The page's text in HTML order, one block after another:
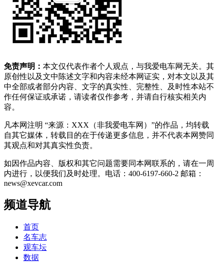
免责声明： 本文仅代表作者个人观点，与我爱电车网无关。其
原创性以及文中陈述文字和内容未经本网证实，对本文以及其
中全部或者部分内容、文字的真实性、完整性、及时性本站不
作任何保证或承诺，请读者仅作参考，并请自行核实相关内
容。
凡本网注明 “来源：XXX（非我爱电车网）”的作品，均转载
自其它媒体，转载目的在于传递更多信息，并不代表本网赞同
其观点和对其真实性负责。
如因作品内容、版权和其它问题需要同本网联系的，请在一周
内进行，以便我们及时处理。电话：400-6197-660-2 邮箱：
news@xevcar.com
频道导航
首页
名车志
观车坛
数据